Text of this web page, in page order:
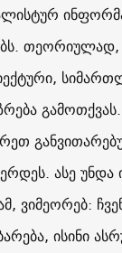
ასე უნდა
ვიმეორებ:
ისინი